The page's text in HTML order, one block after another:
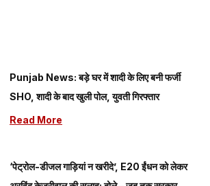
Punjab News: बड़े घर में शादी के लिए बनी फर्जी
SHO, शादी के बाद खुली पोल, युवती गिरफ्तार
Read More
‘पेट्रोल-डीजल गाड़ियां न खरीदे’, E20 ईंधन को लेकर